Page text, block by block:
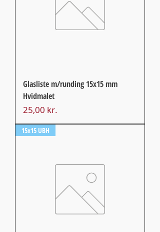
Glasliste m/runding 15x15 mm
Hvidmalet
Pris
25,00 kr.
15x15 UBH